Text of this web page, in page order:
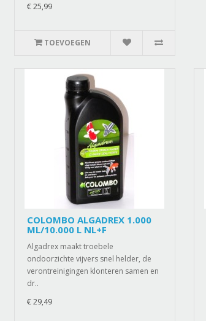
€ 25,99
TOEVOEGEN
COLOMBO ALGADREX 1.000
ML/10.000 L NL+F
Algadrex maakt troebele
ondoorzichte vijvers snel helder, de
verontreinigingen klonteren samen en
dr..
€ 29,49